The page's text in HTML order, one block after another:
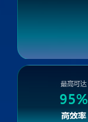
最高可达
95%
高效率